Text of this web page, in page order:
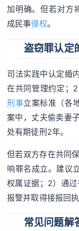
加明确。但若对方
成民事侵权。
盗窃罪认定
司法实践中认定婚
在共同管理约定；
刑事立案标准（各
案中，丈夫偷卖妻
处有期徒刑2年。
但若双方存在共同
响罪名成立。建议
权属证据；2）通
报警并取得接报回执
常见问题解